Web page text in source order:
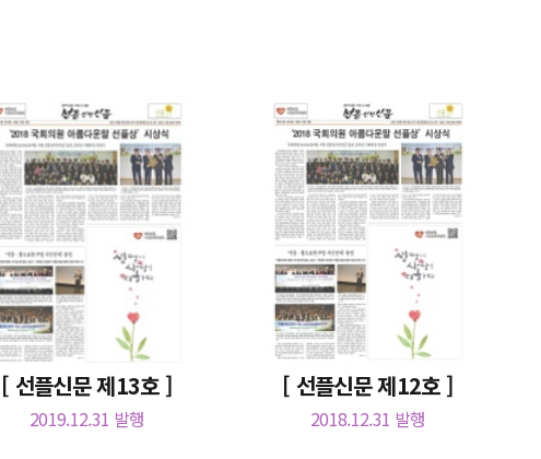
[ 선플신문 제13호 ]
2019.12.31 발행
[ 선플신문 제12호 ]
2018.12.31 발행